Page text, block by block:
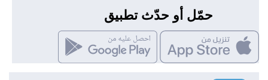
حمّل أو حدّث تطبيق